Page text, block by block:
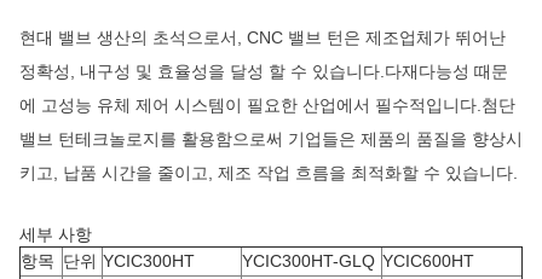
현대 밸브 생산의 초석으로서, CNC 밸브 턴은 제조업체가 뛰어난
정확성, 내구성 및 효율성을 달성 할 수 있습니다.다재다능성 때문
에 고성능 유체 제어 시스템이 필요한 산업에서 필수적입니다.첨단
밸브 턴테크놀로지를 활용함으로써 기업들은 제품의 품질을 향상시
키고, 납품 시간을 줄이고, 제조 작업 흐름을 최적화할 수 있습니다.
세부 사항
항목 단위 YCIC300HT YCIC300HT-GLQ YCIC600HT